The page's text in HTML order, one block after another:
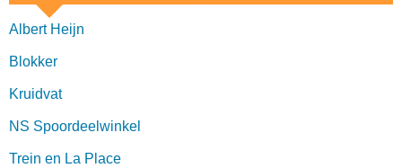
Albert Heijn
Blokker
Kruidvat
NS Spoordeelwinkel
Trein en La Place